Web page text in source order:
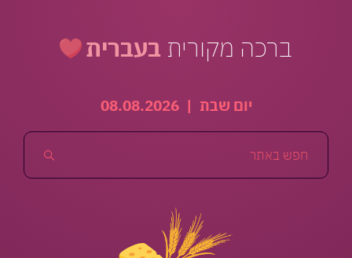
ברכה מקורית בעברית
יום שבת |
08.08.2026